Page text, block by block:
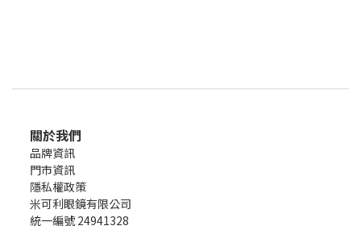
關於我們
品牌資訊
門市資訊
隱私權政策
米可利眼鏡有限公司
統一編號 24941328